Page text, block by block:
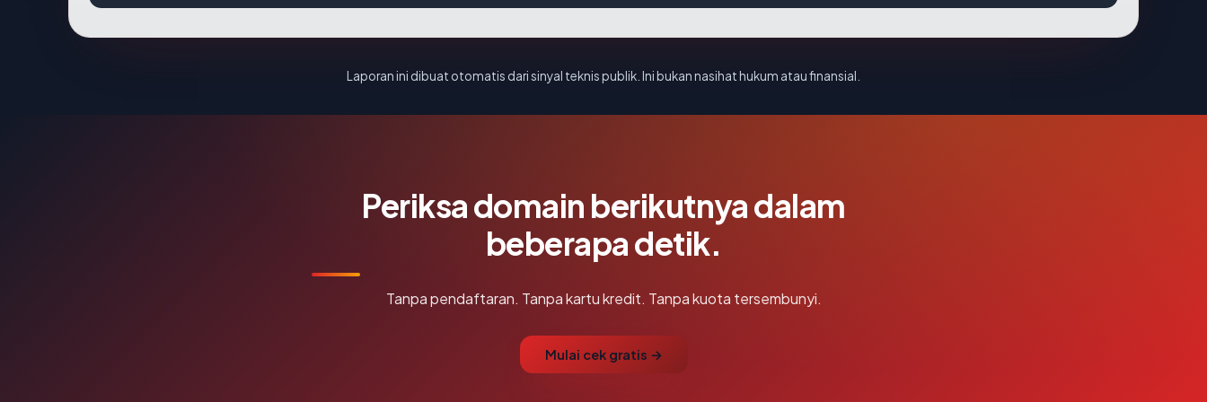
Laporan ini dibuat otomatis dari sinyal teknis publik. Ini bukan nasihat hukum atau finansial.
Periksa domain berikutnya dalam
beberapa detik.
Tanpa pendaftaran. Tanpa kartu kredit. Tanpa kuota tersembunyi.
Mulai cek gratis →